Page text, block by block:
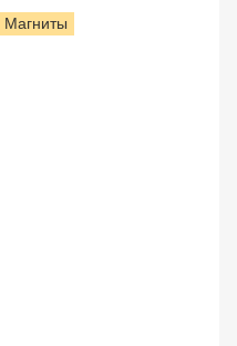
Магниты